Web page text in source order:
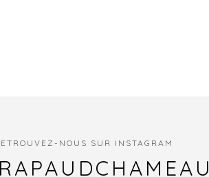
NOUS SUR INSTAGRAM